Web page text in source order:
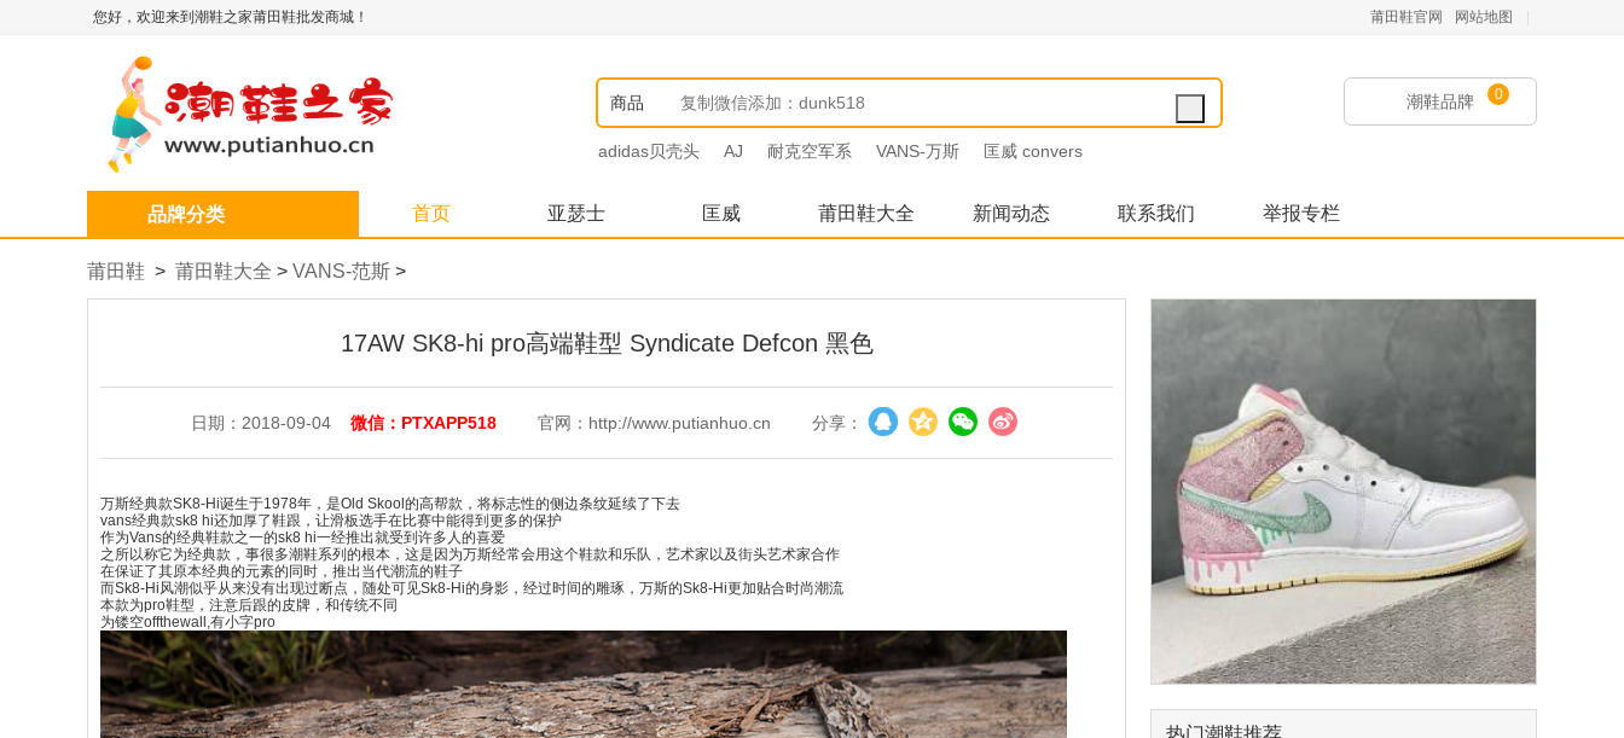
您好，欢迎来到潮鞋之家莆田鞋批发商城！ 莆田鞋官网 网站地图
潮鞋品牌 0
商品
adidas贝壳头 AJ 耐克空军系 VANS-万斯 匡威 convers
品牌分类 首页 亚瑟士 匡威 莆田鞋大全 新闻动态 联系我们 举报专栏
莆田鞋 > 莆田鞋大全 > VANS-范斯 >
17AW SK8-hi pro高端鞋型 Syndicate Defcon 黑色
日期：2018-09-04 微信：PTXAPP518 官网：http://www.putianhuo.cn 分享：
万斯经典款SK8-Hi诞生于1978年，是Old Skool的高帮款，将标志性的侧边条纹延续了下去
vans经典款sk8 hi还加厚了鞋跟，让滑板选手在比赛中能得到更多的保护
作为Vans的经典鞋款之一的sk8 hi一经推出就受到许多人的喜爱
之所以称它为经典款，事很多潮鞋系列的根本，这是因为万斯经常会用这个鞋款和乐队，艺术家以及街头艺术家合作
在保证了其原本经典的元素的同时，推出当代潮流的鞋子
而Sk8-Hi风潮似乎从来没有出现过断点，随处可见Sk8-Hi的身影，经过时间的雕琢，万斯的Sk8-Hi更加贴合时尚潮流
本款为pro鞋型，注意后跟的皮牌，和传统不同
为镂空offthewall,有小字pro
热门潮鞋推荐